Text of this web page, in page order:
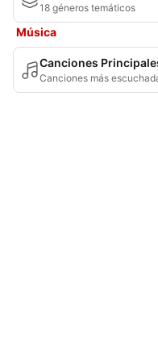
18 géneros temáticos
Música
Canciones
Canciones más